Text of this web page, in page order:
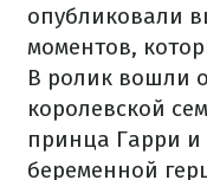
опубликовали
моментов,
В ролик вошли
королевской
принца Гарри
беременной